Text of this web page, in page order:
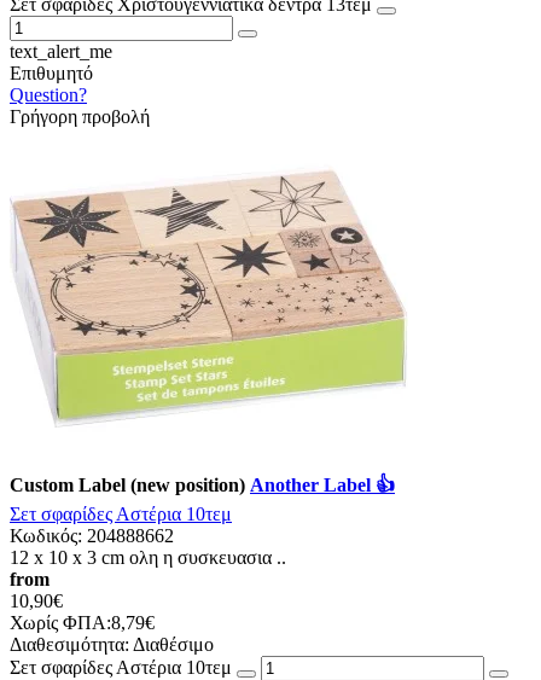
Σετ σφαρίδες Χριστουγεννιάτικα δέντρα 13τεμ
text_alert_me
Επιθυμητό
Question?
Γρήγορη προβολή
Custom Label (new position) Another Label 👍
Σετ σφαρίδες Αστέρια 10τεμ
Κωδικός: 204888662
12 x 10 x 3 cm ολη η συσκευασια ..
from
10,90€
Χωρίς ΦΠΑ:8,79€
Διαθεσιμότητα: Διαθέσιμο
Σετ σφαρίδες Αστέρια 10τεμ